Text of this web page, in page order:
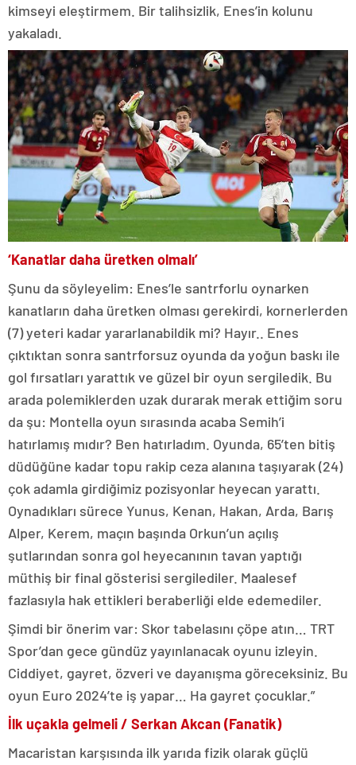
kimseyi eleştirmem. Bir talihsizlik, Enes’in kolunu
yakaladı.
‘Kanatlar daha üretken olmalı’
Şunu da söyleyelim: Enes’le santrforlu oynarken
kanatların daha üretken olması gerekirdi, kornerlerden
(7) yeteri kadar yararlanabildik mi? Hayır.. Enes
çıktıktan sonra santrforsuz oyunda da yoğun baskı ile
gol fırsatları yarattık ve güzel bir oyun sergiledik. Bu
arada polemiklerden uzak durarak merak ettiğim soru
da şu: Montella oyun sırasında acaba Semih’i
hatırlamış mıdır? Ben hatırladım. Oyunda, 65’ten bitiş
düdüğüne kadar topu rakip ceza alanına taşıyarak (24)
çok adamla girdiğimiz pozisyonlar heyecan yarattı.
Oynadıkları sürece Yunus, Kenan, Hakan, Arda, Barış
Alper, Kerem, maçın başında Orkun’un açılış
şutlarından sonra gol heyecanının tavan yaptığı
müthiş bir final gösterisi sergilediler. Maalesef
fazlasıyla hak ettikleri beraberliği elde edemediler.
Şimdi bir önerim var: Skor tabelasını çöpe atın… TRT
Spor’dan gece gündüz yayınlanacak oyunu izleyin.
Ciddiyet, gayret, özveri ve dayanışma göreceksiniz. Bu
oyun Euro 2024’te iş yapar… Ha gayret çocuklar.”
İlk uçakla gelmeli / Serkan Akcan (Fanatik)
Macaristan karşısında ilk yarıda fizik olarak güçlü